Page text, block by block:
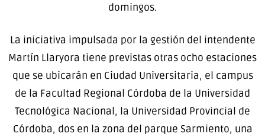
domingos.
La iniciativa impulsada por la gestión del intendente
Martín Llaryora tiene previstas otras ocho estaciones
que se ubicarán en Ciudad Universitaria, el campus
de la Facultad Regional Córdoba de la Universidad
Tecnológica Nacional, la Universidad Provincial de
Córdoba, dos en la zona del parque Sarmiento, una